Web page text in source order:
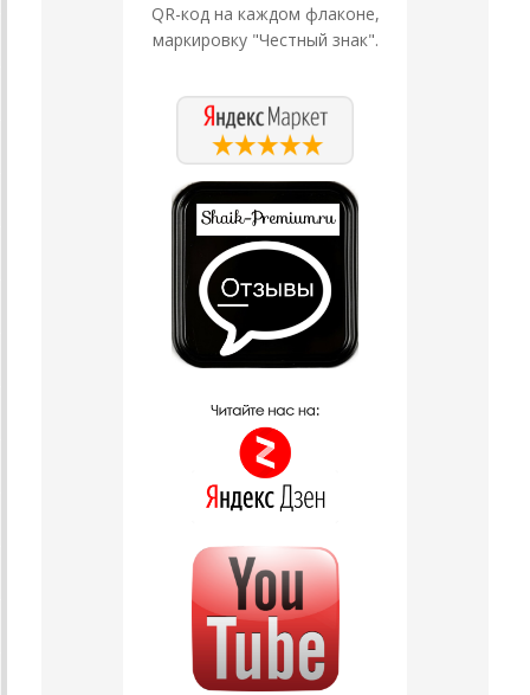
QR-код на каждом флаконе,
маркировку "Честный знак".